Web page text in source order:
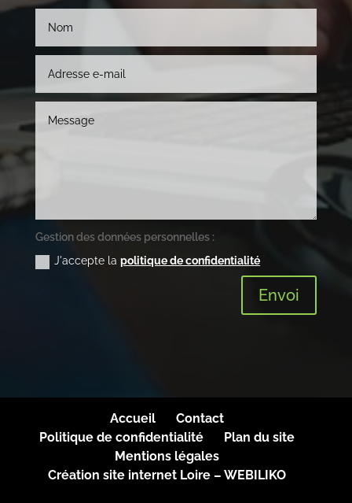
Gestion des données personnelles :
J'accepte lapolitique de confidentialité
Envoi
Accueil
Contact
Politique de confidentialité
Plan du site
Mentions légales
Création site internet Loire – WEBILIKO